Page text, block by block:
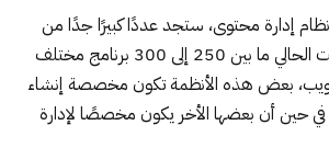
إدارة محتوى، ستجد عددًا كبيرًا جدًا من
الخيارات، يوجد في الوقت الحالي ما بين 250 إلى 300 برنامج مختلف
بعض هذه الأنظمة تكون مخصصة إنشاء
في حين أن بعضها الأخر يكون مخصصًا لإدارة